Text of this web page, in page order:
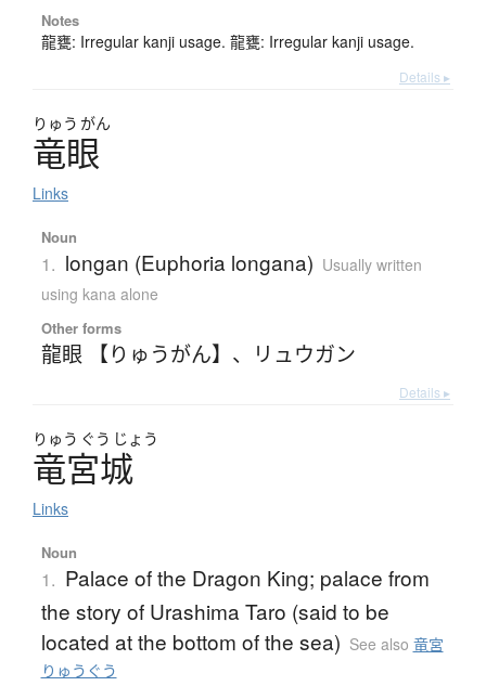
Notes
龍甕: Irregular kanji usage. 龍甕: Irregular kanji usage.
Details ▸
りゅう がん
竜眼
Links
Noun
1. longan (Euphoria longana) Usually written
using kana alone
Other forms
龍眼 【りゅうがん】 、 リュウガン
Details ▸
りゅう ぐう じょう
竜宮城
Links
Noun
1. Palace of the Dragon King; palace from
the story of Urashima Taro (said to be
located at the bottom of the sea) See also 竜宮
りゅうぐう